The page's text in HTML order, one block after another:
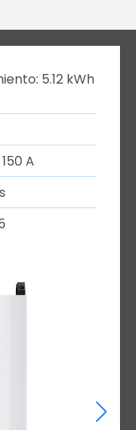
5.12 kWh
A